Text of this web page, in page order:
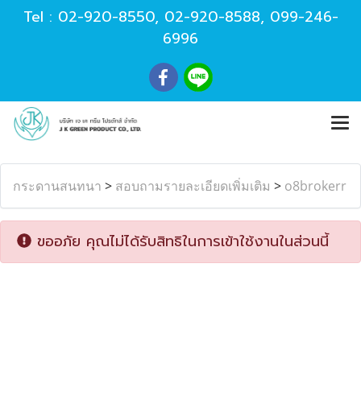
Tel : 02-920-8550, 02-920-8588, 099-246-
6996
กระดานสนทนา > สอบถามรายละเอียดเพิ่มเติม > o8brokerr
ขออภัย คุณไม่ได้รับสิทธิในการเข้าใช้งานในส่วนนี้